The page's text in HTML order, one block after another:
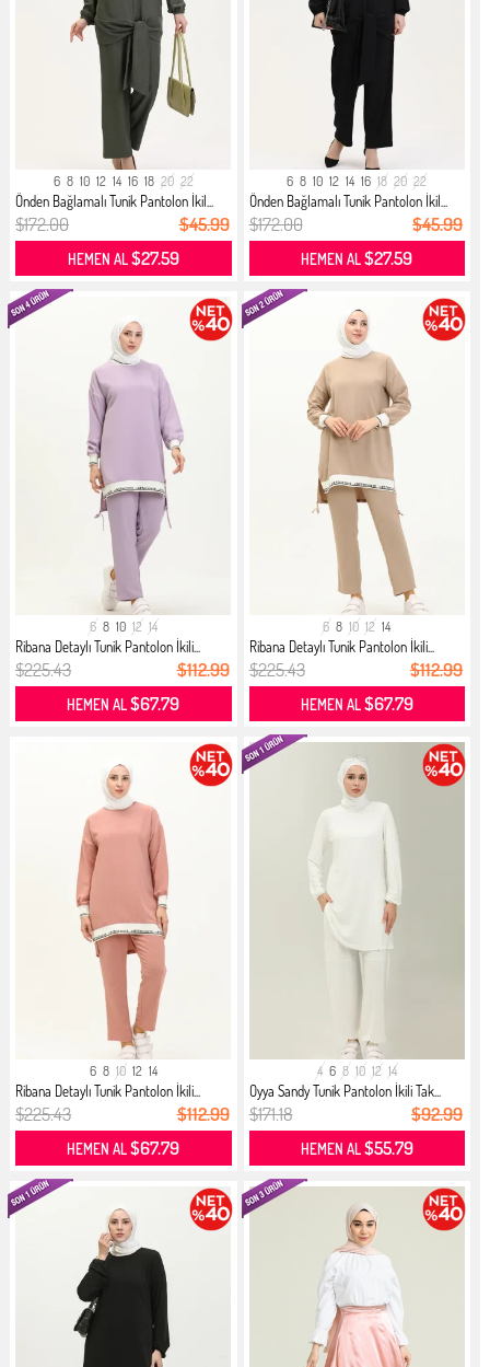
6 8 10 12 14 16 18 20 22
Önden Bağlamalı Tunik Pantolon İkil...
$172.00 $45.99
HEMEN AL$27.59
6 8 10 12 14 16 18 20 22
Önden Bağlamalı Tunik Pantolon İkil...
$172.00 $45.99
HEMEN AL$27.59
6 8 10 12 14
Ribana Detaylı Tunik Pantolon İkili...
$225.43 $112.99
HEMEN AL$67.79
6 8 10 12 14
Ribana Detaylı Tunik Pantolon İkili...
$225.43 $112.99
HEMEN AL$67.79
6 8 10 12 14
Ribana Detaylı Tunik Pantolon İkili...
$225.43 $112.99
HEMEN AL$67.79
4 6 8 10 12 14
Oyya Sandy Tunik Pantolon İkili Tak...
$171.18 $92.99
HEMEN AL$55.79